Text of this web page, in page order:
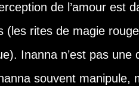
de l’amour est
(les rites de magie
Inanna n’est pas
souvent manipule,